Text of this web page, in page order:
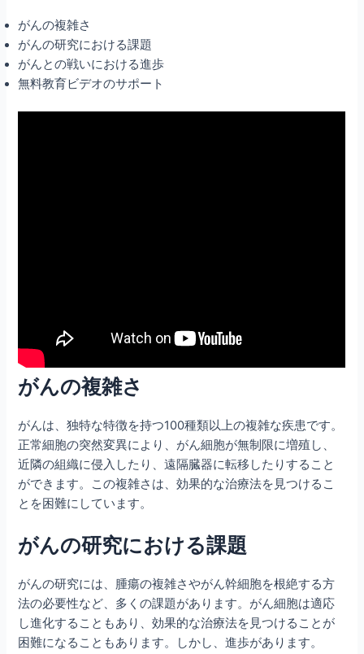
がんの複雑さ
がんの研究における課題
がんとの戦いにおける進歩
無料教育ビデオのサポート
がんの複雑さ
がんは、独特な特徴を持つ100種類以上の複雑な疾患です。
正常細胞の突然変異により、がん細胞が無制限に増殖し、
近隣の組織に侵入したり、遠隔臓器に転移したりすること
ができます。この複雑さは、効果的な治療法を見つけるこ
とを困難にしています。
がんの研究における課題
がんの研究には、腫瘍の複雑さやがん幹細胞を根絶する方
法の必要性など、多くの課題があります。がん細胞は適応
し進化することもあり、効果的な治療法を見つけることが
困難になることもあります。しかし、進歩があります。